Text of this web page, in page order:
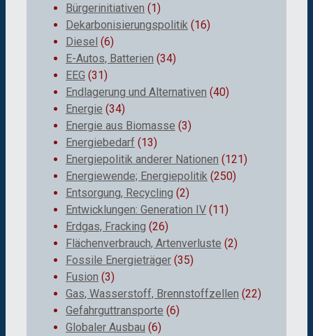
Bürgerinitiativen (1)
Dekarbonisierungspolitik (16)
Diesel (6)
E-Autos, Batterien (34)
EEG (31)
Endlagerung und Alternativen (40)
Energie (34)
Energie aus Biomasse (3)
Energiebedarf (13)
Energiepolitik anderer Nationen (121)
Energiewende; Energiepolitik (250)
Entsorgung, Recycling (2)
Entwicklungen: Generation IV (11)
Erdgas, Fracking (26)
Flächenverbrauch, Artenverluste (2)
Fossile Energieträger (35)
Fusion (3)
Gas, Wasserstoff, Brennstoffzellen (22)
Gefahrguttransporte (6)
Globaler Ausbau (6)